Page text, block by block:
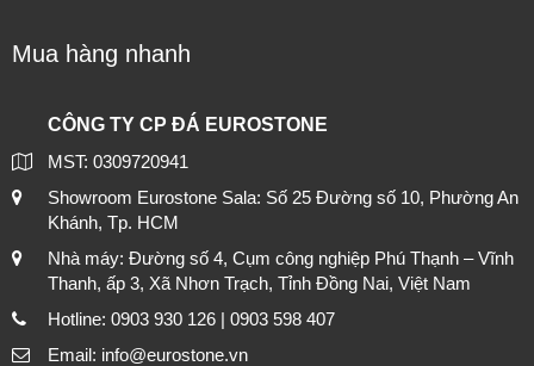
Mua hàng nhanh
CÔNG TY CP ĐÁ EUROSTONE
MST: 0309720941
Showroom Eurostone Sala: Số 25 Đường số 10, Phường An
Khánh, Tp. HCM
Nhà máy: Đường số 4, Cụm công nghiệp Phú Thạnh – Vĩnh
Thanh, ấp 3, Xã Nhơn Trạch, Tỉnh Đồng Nai, Việt Nam
Hotline: 0903 930 126 | 0903 598 407
Email: info@eurostone.vn